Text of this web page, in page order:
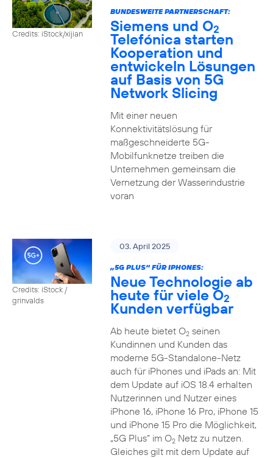
Credits: iStock/xijian
BUNDESWEITE PARTNERSCHAFT:
Siemens und O2
Telefónica starten
Kooperation und
entwickeln Lösungen
auf Basis von 5G
Network Slicing
Mit einer neuen
Konnektivitätslösung für
maßgeschneiderte 5G-
Mobilfunknetze treiben die
Unternehmen gemeinsam die
Vernetzung der Wasserindustrie
voran
Credits: iStock /
grinvalds
03. April 2025
„5G PLUS“ FÜR IPHONES:
Neue Technologie ab
heute für viele O2
Kunden verfügbar
Ab heute bietet O2seinen
Kundinnen und Kunden das
moderne 5G-Standalone-Netz
auch für iPhones und iPads an: Mit
dem Update auf iOS 18.4 erhalten
Nutzerinnen und Nutzer eines
iPhone 16, iPhone 16 Pro, iPhone 15
und iPhone 15 Pro die Möglichkeit,
„5G Plus“ im O2Netz zu nutzen.
Gleiches gilt mit dem Update auf